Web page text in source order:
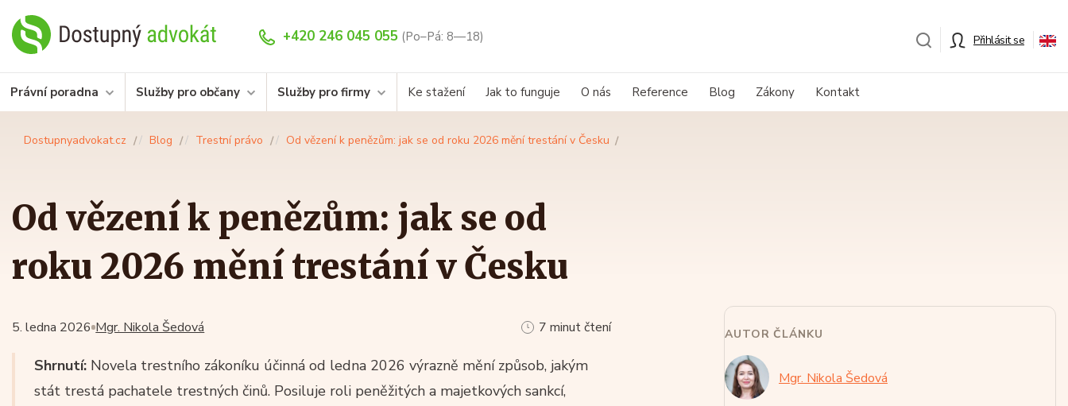
+420 246 045 055 (Po–Pá: 8—18) Přihlásit se
Právní poradna Služby pro občany Služby pro firmy Ke stažení Jak to funguje O nás Reference Blog Zákony Kontakt
Dostupnyadvokat.cz Blog Trestní právo Od vězení k penězům: jak se od roku 2026 mění trestání v Česku
Od vězení k penězům: jak se od
roku 2026 mění trestání v Česku
Mgr. Nikola Šedová
5. ledna 2026 7 minut čtení
Shrnutí: Novela trestního zákoníku účinná od ledna 2026 výrazně mění způsob, jakým
stát trestá pachatele trestných činů. Posiluje roli peněžitých a majetkových sankcí,
AUTOR ČLÁNKU
Mgr. Nikola Šedová